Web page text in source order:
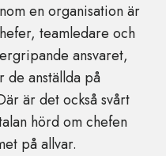
en organisation är
teamledare och
ansvaret,
de anställda på
är det också svårt
hörd om chefen
på allvar.